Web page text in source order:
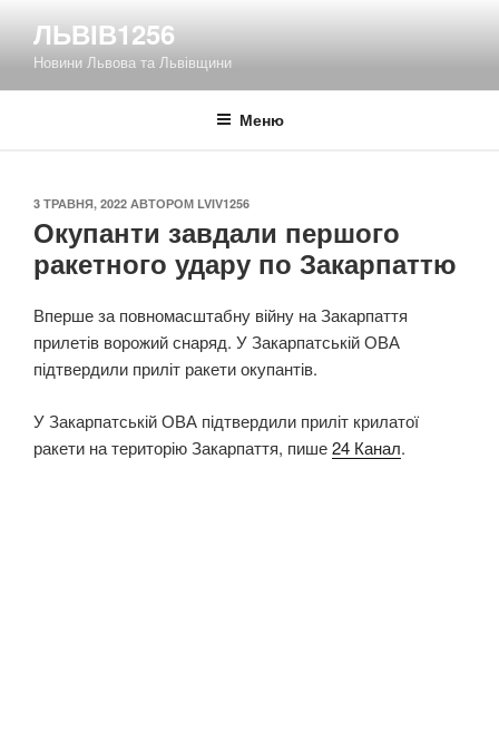
вмісту
ЛЬВІВ1256
Новини Львова та Львівщини
Меню
ОПУБЛІКОВАНО
3 ТРАВНЯ, 2022 АВТОРОМ LVIV1256
Окупанти завдали першого
ракетного удару по Закарпаттю
Вперше за повномасштабну війну на Закарпаття
прилетів ворожий снаряд. У Закарпатській ОВА
підтвердили приліт ракети окупантів.
У Закарпатській ОВА підтвердили приліт крилатої
ракети на територію Закарпаття, пише24 Канал.